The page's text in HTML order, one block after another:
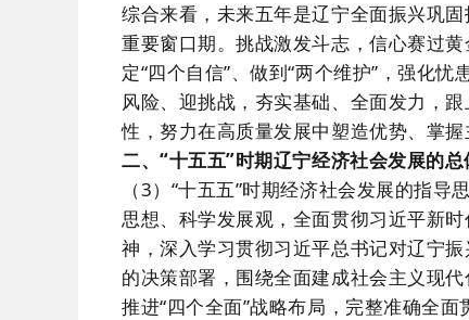
综合来看，未来五年是辽宁全面振兴巩
重要窗口期。挑战激发斗志，信心赛过
定“四个自信”、做到“两个维护”，强化
风险、迎挑战，夯实基础、全面发力，
性，努力在高质量发展中塑造优势、掌握
二、“十五五”时期辽宁经济社会发展的总
（3）“十五五”时期经济社会发展的指
思想、科学发展观，全面贯彻习近平新
神，深入学习贯彻习近平总书记对辽宁
的决策部署，围绕全面建成社会主义现
推进“四个全面”战略布局，完整准确全